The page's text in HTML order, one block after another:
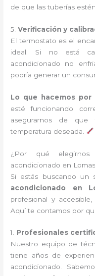
de que las tuberías
5.Verificación y
El termostato es el
ideal. Si no está
acondicionado no
podría generar un
Lo que hacemos por
esté funcionando
asegurarnos de
temperatura deseada.
¿Por qué
acondicionado en
Si estás buscando un
acondicionado en
profesional y
Aquí te contamos por
1. Profesionales
Nuestro equipo de
tiene años de
acondicionado.